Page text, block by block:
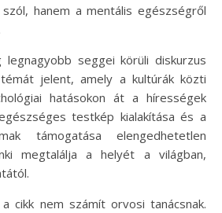
hanem a mentális egészségről
legnagyobb seggei körüli diskurzus
jelent, amely a kultúrák közti
hatásokon át a hírességek
testkép kialakítása és a
támogatása elengedhetetlen
megtalálja a helyét a világban,
cikk nem számít orvosi tanácsnak.